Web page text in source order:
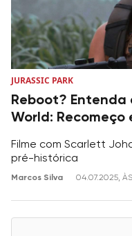
JURASSIC PARK
Reboot? Entenda
World: Recomeço
Filme com Scarlett
pré-histórica
Marcos Silva 04.07.2025,